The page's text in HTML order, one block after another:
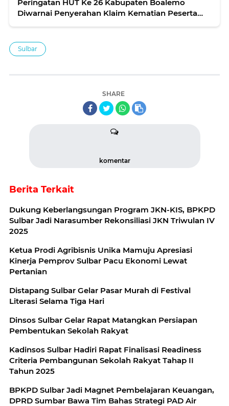
Peringatan HUT Ke 26 Kabupaten Boalemo
Diwarnai Penyerahan Klaim Kematian Peserta
Sulbar
SHARE
komentar
Berita Terkait
Dukung Keberlangsungan Program JKN-KIS, BPKPD
Sulbar Jadi Narasumber Rekonsiliasi JKN Triwulan IV
2025
Ketua Prodi Agribisnis Unika Mamuju Apresiasi
Kinerja Pemprov Sulbar Pacu Ekonomi Lewat
Pertanian
Distapang Sulbar Gelar Pasar Murah di Festival
Literasi Selama Tiga Hari
Dinsos Sulbar Gelar Rapat Matangkan Persiapan
Pembentukan Sekolah Rakyat
Kadinsos Sulbar Hadiri Rapat Finalisasi Readiness
Criteria Pembangunan Sekolah Rakyat Tahap II
Tahun 2025
BPKPD Sulbar Jadi Magnet Pembelajaran Keuangan,
DPRD Sumbar Bawa Tim Bahas Strategi PAD Air